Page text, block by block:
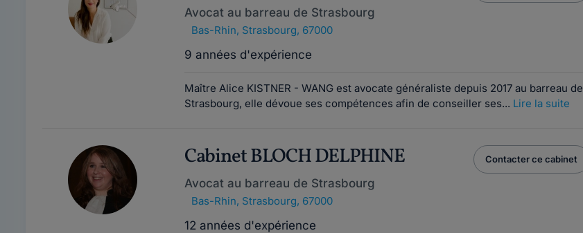
Avocat au barreau de Strasbourg
Bas-Rhin, Strasbourg, 67000
9 années d'expérience
Maître Alice KISTNER - WANG est avocate généraliste depuis 2017 au barreau de
Strasbourg, elle dévoue ses compétences afin de conseiller ses... Lire la suite
Cabinet BLOCH DELPHINE
Avocat au barreau de Strasbourg
Bas-Rhin, Strasbourg, 67000
12 années d'expérience
Contacter ce cabinet